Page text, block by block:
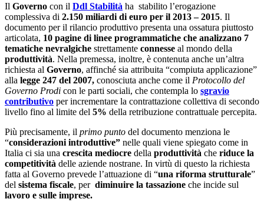
Il Governo con il Ddl Stabilità ha stabilito l’erogazione
complessiva di 2.150 miliardi di euro per il 2013 – 2015. Il
documento per il rilancio produttivo presenta una ossatura piuttosto
articolata, 10 pagine di linee programmatiche che analizzano 7
tematiche nevralgiche strettamente connesse al mondo della
produttività. Nella premessa, inoltre, è contenuta anche un’altra
richiesta al Governo, affinché sia attribuita “compiuta applicazione”
alla legge 247 del 2007, conosciuta anche come il Protocollo del
Governo Prodi con le parti sociali, che contempla lo sgravio
contributivo per incrementare la contrattazione collettiva di secondo
livello fino al limite del 5% della retribuzione contrattuale percepita.
Più precisamente, il primo punto del documento menziona le
“considerazioni introduttive” nelle quali viene spiegato come in
Italia ci sia una crescita mediocre della produttività che riduce la
competitività delle aziende nostrane. In virtù di questo la richiesta
fatta al Governo prevede l’attuazione di “una riforma strutturale”
del sistema fiscale, per diminuire la tassazione che incide sul
lavoro e sulle imprese.